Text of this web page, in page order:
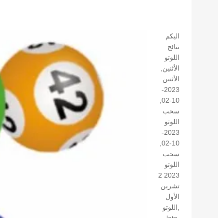
اليكم
نتائج
اللوتو
الأثنين,
الأثنين
2023-
10-02,
سحب
اللوتو
2023-
10-02,
سحب
اللوتو
2023 2
تشرين
الأول
اللوتو,